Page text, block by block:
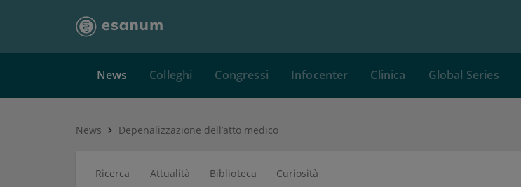
News Colleghi Congressi Infocenter Clinica Global Series
News Depenalizzazione dell’atto medico
Ricerca Attualità Biblioteca Curiosità